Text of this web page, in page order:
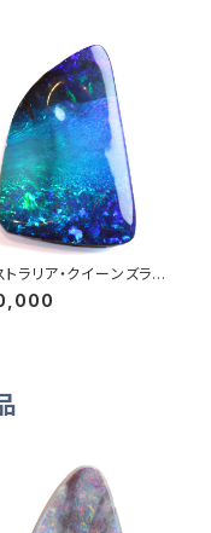
トラリア・クイーンズラン
ルダーオパール 8.50ct